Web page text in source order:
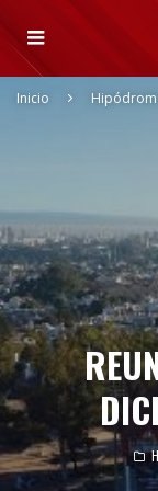
Inicio